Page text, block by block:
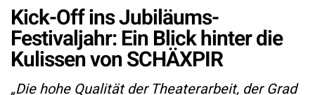
Kick-Off ins Jubiläums-
Festivaljahr: Ein Blick hinter die
Kulissen von SCHÄXPIR
„Die hohe Qualität der Theaterarbeit, der Grad